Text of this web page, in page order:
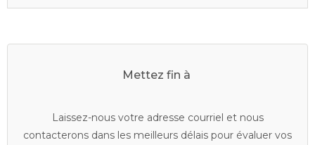
Mettez fin à vos drai ns
Laissez-nous votre adresse courriel et nous
contacterons dans les meilleurs délais pour évaluer vos